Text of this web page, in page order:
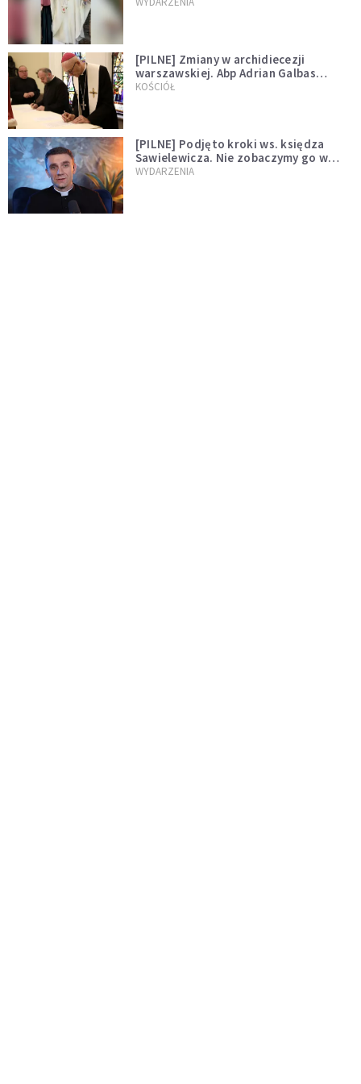
[PILNE] Zmiany w archidiecezji
warszawskiej. Abp Adrian Galbas
wręczył dekrety nowym proboszczom
KOŚCIÓŁ
[PILNE] Podjęto kroki ws. księdza
Sawielewicza. Nie zobaczymy go w
mediach
WYDARZENIA